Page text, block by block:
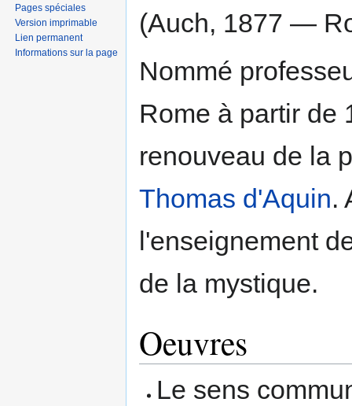
(Auch, 1877 —
Nommé
Rome à partir de
renouveau de la
Thomas d'Aquin.
l'enseignement
de la mystique.
Oeuvres
Le sens
Pages spéciales
Version imprimable
Lien permanent
Informations sur la page